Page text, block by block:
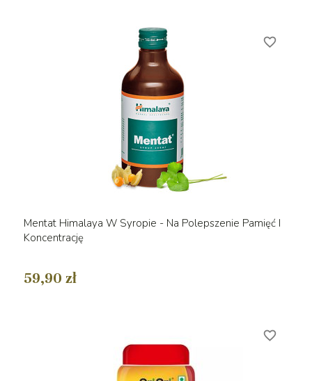
Mentat Himalaya W Syropie - Na Polepszenie Pamięć I
Koncentrację
59,90 zł
favorite_border
favorite_border